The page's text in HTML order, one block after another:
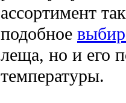
ассортимент
подобное
леща, но и его
температуры.